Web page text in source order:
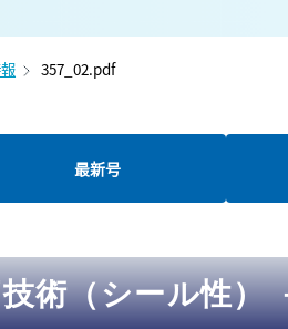
357_02.pdf
最新号
術（シール性）